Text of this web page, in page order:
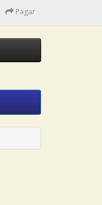
Pagar